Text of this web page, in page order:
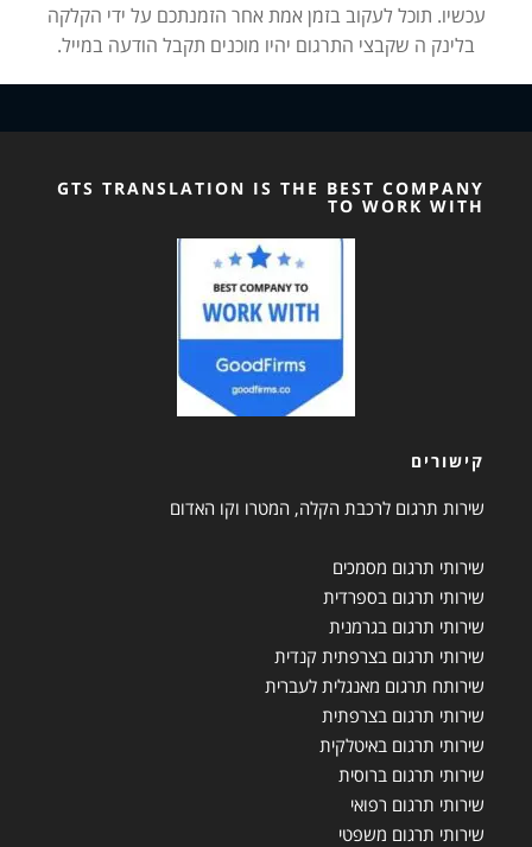
עכשיו. תוכל לעקוב בזמן אמת אחר הזמנתכם על ידי הקלקה
בלינק ה שקבצי התרגום יהיו מוכנים תקבל הודעה במייל.
GTS TRANSLATION IS THE BEST COMPANY
TO WORK WITH
קישורים
שירות תרגום לרכבת הקלה, המטרו וקו האדום
שירותי תרגום מסמכים
שירותי תרגום בספרדית
שירותי תרגום בגרמנית
שירותי תרגום בצרפתית קנדית
שירותח תרגום מאנגלית לעברית
שירותי תרגום בצרפתית
שירותי תרגום באיטלקית
שירותי תרגום ברוסית
שירותי תרגום רפואי
שירותי תרגום משפטי